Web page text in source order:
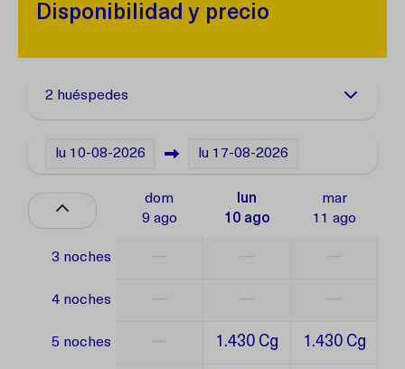
Disponibilidad y precio
2 huéspedes
lu 10-08-2026 lu 17-08-2026
dom
9 ago
lun
10 ago
mar
11 ago
3 noches
4 noches
5 noches 1.430 Cg 1.430 Cg